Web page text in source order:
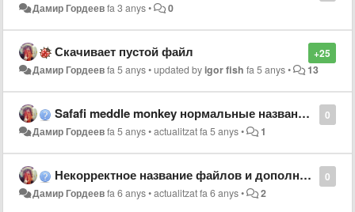
Дамир Гордеевfa 3 anys• 0
+25
Скачивает пустой файл
Дамир Гордеевfa 5 anys•updated byigor fish fa 5 anys• 13
0
Safafi meddle monkey нормальные названия и скачивания без лишних кнопок
Дамир Гордеевfa 5 anys•actualitzatfa 5 anys• 1
0
Некорректное название файлов и дополнительные нажатия.
Дамир Гордеевfa 6 anys•actualitzatfa 6 anys• 2